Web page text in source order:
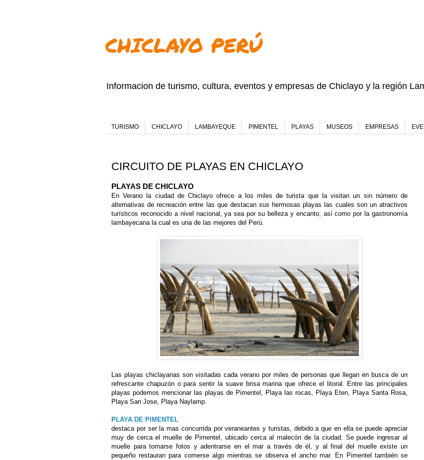
CHICLAYO PERÚ
Informacion de turismo, cultura, eventos y empresas de Chiclayo y la región
TURISMO CHICLAYO LAMBAYEQUE PIMENTEL PLAYAS MUSEOS EMPRESAS
CIRCUITO DE PLAYAS EN CHICLAYO
PLAYAS DE CHICLAYO
En Verano la ciudad de Chiclayo ofrece a los miles de turista que la visitan un sin número de
alternativas de recreación entre las que destacan sus hermosas playas las cuales son un atractivos
turísticos reconocido a nivel nacional, ya sea por su belleza y encanto, así como por la gastronomía
lambayecana la cual es una de las mejores del Perú.
Las playas chiclayanas son visitadas cada verano por miles de personas que llegan en busca de un
refrescante chapuzón o para sentir la suave brisa marina que ofrece el litoral. Entre las principales
playas podemos mencionar las playas de Pimentel, Playa las rocas, Playa Eten, Playa Santa Rosa,
Playa San Jose, Playa Naylamp.
PLAYA DE PIMENTEL
destaca por ser la mas concurrida por veraneantes y turistas, debido a que en ella se puede apreciar
muy de cerca el muelle de Pimentel, ubicado cerca al malecón de la ciudad. Se puede ingresar al
muelle para tomarse fotos y adentrarse en el mar a través de él, y al final del muelle existe un
pequeño restauran para comerse algo mientras se observa el ancho mar. En Pimentel también se